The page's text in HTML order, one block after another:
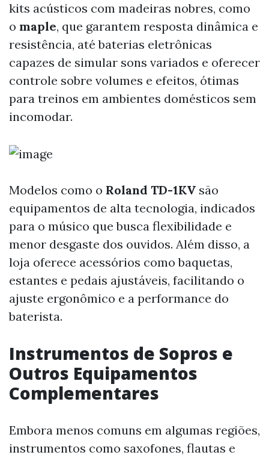
kits acústicos com madeiras nobres, como
o maple, que garantem resposta dinâmica e
resistência, até baterias eletrônicas
capazes de simular sons variados e oferecer
controle sobre volumes e efeitos, ótimas
para treinos em ambientes domésticos sem
incomodar.
Modelos como o Roland TD-1KV são
equipamentos de alta tecnologia, indicados
para o músico que busca flexibilidade e
menor desgaste dos ouvidos. Além disso, a
loja oferece acessórios como baquetas,
estantes e pedais ajustáveis, facilitando o
ajuste ergonômico e a performance do
baterista.
Instrumentos de Sopros e
Outros Equipamentos
Complementares
Embora menos comuns em algumas regiões,
instrumentos como saxofones, flautas e